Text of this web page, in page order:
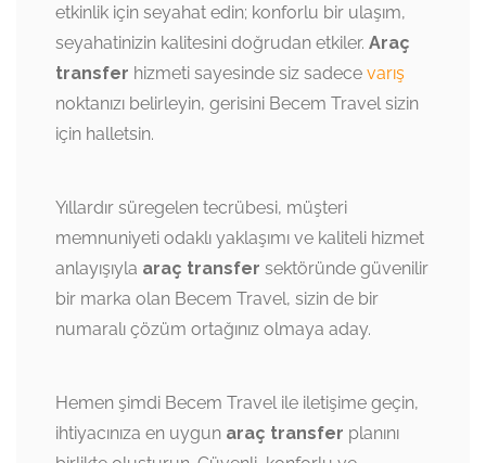
etkinlik için seyahat edin; konforlu bir ulaşım,
seyahatinizin kalitesini doğrudan etkiler. Araç
transfer hizmeti sayesinde siz sadece varış
noktanızı belirleyin, gerisini Becem Travel sizin
için halletsin.
Yıllardır süregelen tecrübesi, müşteri
memnuniyeti odaklı yaklaşımı ve kaliteli hizmet
anlayışıyla araç transfer sektöründe güvenilir
bir marka olan Becem Travel, sizin de bir
numaralı çözüm ortağınız olmaya aday.
Hemen şimdi Becem Travel ile iletişime geçin,
ihtiyacınıza en uygun araç transfer planını